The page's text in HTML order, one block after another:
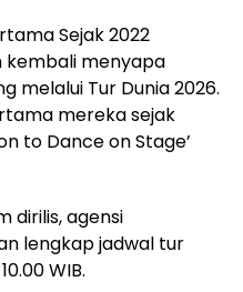
Sejak 2022
kembali menyapa
melalui Tur Dunia 2026.
mereka sejak
to Dance on Stage’
dirilis, agensi
lengkap jadwal tur
WIB.